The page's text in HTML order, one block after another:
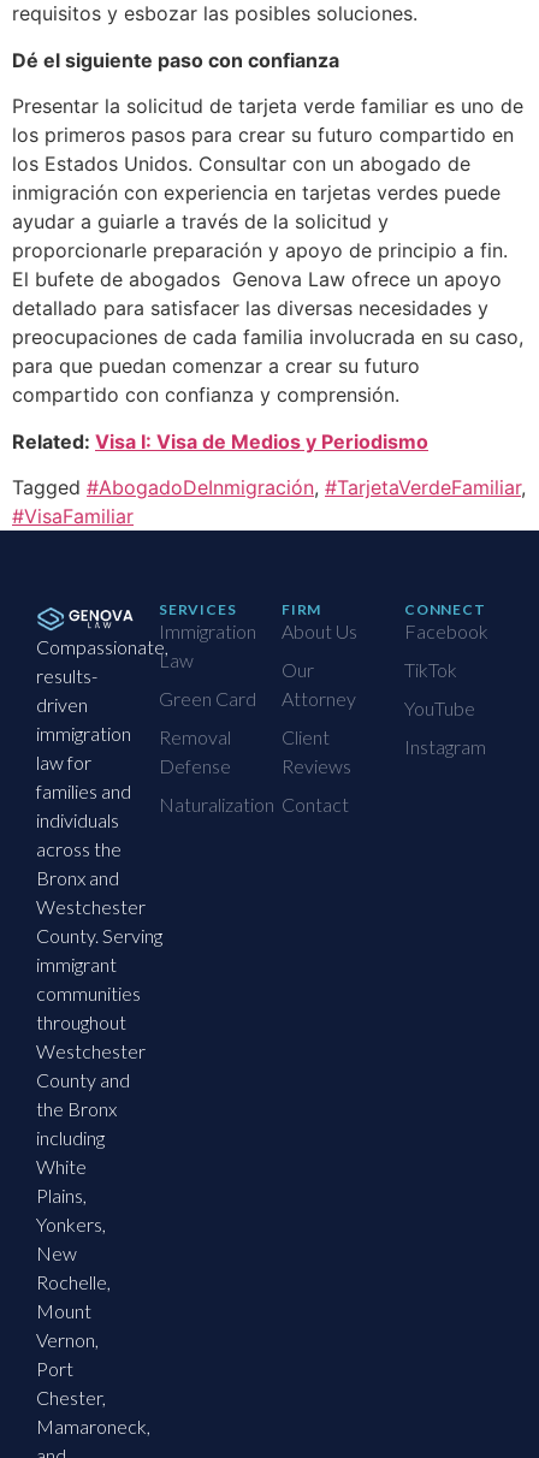
requisitos y esbozar las posibles soluciones.
Dé el siguiente paso con confianza
Presentar la solicitud de tarjeta verde familiar es uno de
los primeros pasos para crear su futuro compartido en
los Estados Unidos. Consultar con un abogado de
inmigración con experiencia en tarjetas verdes puede
ayudar a guiarle a través de la solicitud y
proporcionarle preparación y apoyo de principio a fin.
El bufete de abogados Genova Law ofrece un apoyo
detallado para satisfacer las diversas necesidades y
preocupaciones de cada familia involucrada en su caso,
para que puedan comenzar a crear su futuro
compartido con confianza y comprensión.
Related: Visa I: Visa de Medios y Periodismo
Tagged #AbogadoDeInmigración, #TarjetaVerdeFamiliar,
#VisaFamiliar
Compassionate,
results-
driven
immigration
law for
families and
individuals
across the
Bronx and
Westchester
County. Serving
immigrant
communities
throughout
Westchester
County and
the Bronx
including
White
Plains,
Yonkers,
New
Rochelle,
Mount
Vernon,
Port
Chester,
Mamaroneck,
SERVICES
Immigration
Law
Green Card
Removal
Defense
Naturalization
FIRM
About Us
Our
Attorney
Client
Reviews
Contact
CONNECT
Facebook
TikTok
YouTube
Instagram